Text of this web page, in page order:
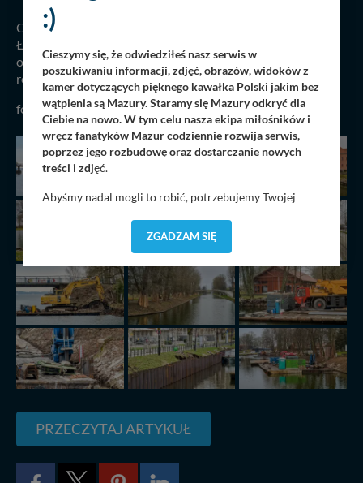
Ciężki sprzęt budowlany wjechał już na nabrzeża Kanału
Łuczańskiego. Zaczęły się prace modernizacyjne na tym
obiekcie, które potrwają przynajmniej do końca bieżącego
roku.
fot. mazury24.eu
PRZECZYTAJ ARTYKUŁ
:)
Cieszymy się, że odwiedziłeś nasz serwis w
poszukiwaniu informacji, zdjęć, obrazów, widoków z
kamer dotyczących pięknego kawałka Polski jakim bez
wątpienia są Mazury. Staramy się Mazury odkryć dla
Ciebie na nowo. W tym celu nasza ekipa miłośników i
wręcz fanatyków Mazur codziennie rozwija serwis,
poprzez jego rozbudowę oraz dostarczanie nowych
treści i zdjęć.
Abyśmy nadal mogli to robić, potrzebujemy Twojej
dostosować do Twoich preferencji. Twoje dane (w tym
pliki cookies) będą zapisywane w celu usprawnienia
wyszukania, ulubione miejsca, logowania, itp).
Bezpieczeństwo Twoich danych jest dla nas
priorytetowe, bez poinformowania Ciebie nie będziemy
zmieniać zakresu naszych uprawnień. Twoje dane są u
nas bezpieczne, jeśli masz wątpliwości co do naszych
intencji, zawsze możesz wycofać swoją zgodę. Więcej
informacji uzyskach w naszej
Polityce Prywatności.
Klikając znak X lub przycisk PRZEJDŹ DO SERWISU
Nasz serwis nie wykorzystuje oraz nie udostępnia
trzecim. Wyjątkiem jest sytuacja, gdy przekazanie
ZGADZAM SIĘ